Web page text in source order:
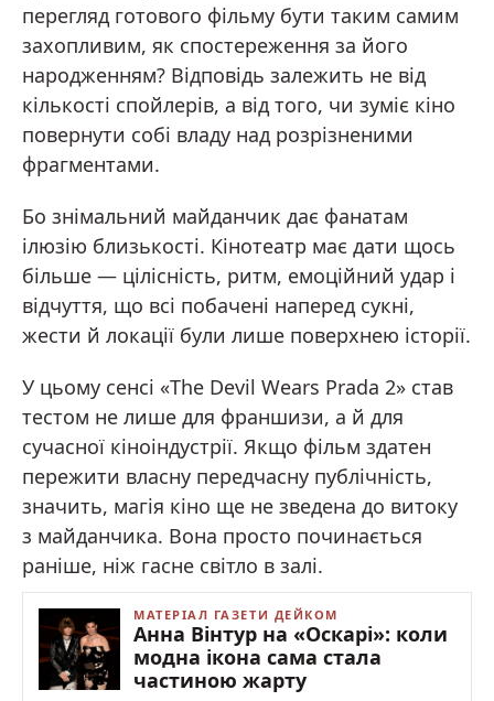
перегляд готового фільму бути таким самим
захопливим, як спостереження за його
народженням? Відповідь залежить не від
кількості спойлерів, а від того, чи зуміє кіно
повернути собі владу над розрізненими
фрагментами.
Бо знімальний майданчик дає фанатам
ілюзію близькості. Кінотеатр має дати щось
більше — цілісність, ритм, емоційний удар і
відчуття, що всі побачені наперед сукні,
жести й локації були лише поверхнею історії.
У цьому сенсі «The Devil Wears Prada 2» став
тестом не лише для франшизи, а й для
сучасної кіноіндустрії. Якщо фільм здатен
пережити власну передчасну публічність,
значить, магія кіно ще не зведена до витоку
з майданчика. Вона просто починається
раніше, ніж гасне світло в залі.
МАТЕРІАЛ ГАЗЕТИ ДЕЙКОМ
Анна Вінтур на «Оскарі»: коли
модна ікона сама стала
частиною жарту